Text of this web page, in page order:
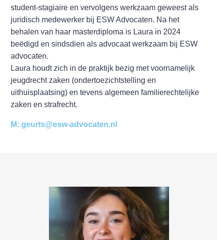
student-stagiaire en vervolgens werkzaam geweest als
juridisch medewerker bij ESW Advocaten. Na het
behalen van haar masterdiploma is Laura in 2024
beëdigd en sindsdien als advocaat werkzaam bij ESW
advocaten.
Laura houdt zich in de praktijk bezig met voornamelijk
jeugdrecht zaken (ondertoezichtstelling en
uithuisplaatsing) en tevens algemeen familierechtelijke
zaken en strafrecht.
M: geurts@esw-advocaten.nl